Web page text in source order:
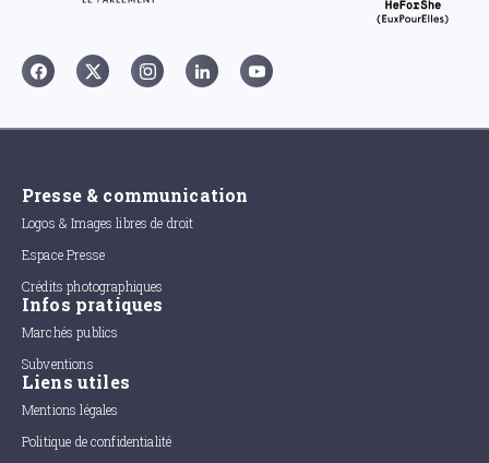
Presse & communication
Logos & Images libres de droit
Espace Presse
Crédits photographiques
Infos pratiques
Marchés publics
Subventions
Liens utiles
Mentions légales
Politique de confidentialité